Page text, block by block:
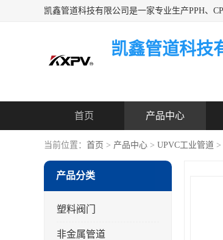
凯鑫管道科技
首页 产品中心
当前位置： 首页 > 产品中心 > UPVC工业管道 >
产品分类
塑料阀门
非金属管道